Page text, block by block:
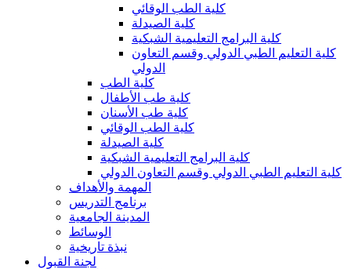
كلية الطب الوقائي
كلية الصيدلة
كلية البرامج التعليمية الشبكية
كلية التعليم الطبي الدولي وقسم التعاون
الدولي
كلية الطب
كلية طب الأطفال
كلية طب الأسنان
كلية الطب الوقائي
كلية الصيدلة
كلية البرامج التعليمية الشبكية
كلية التعليم الطبي الدولي وقسم التعاون الدولي
المهمة والأهداف
برنامج التدريس
المدينة الجامعية
الوسائط
نبذة تاريخية
لجنة القبول